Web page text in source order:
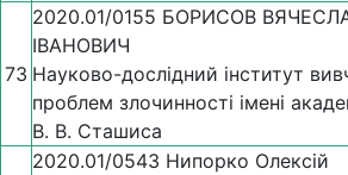
73
2020.01/0155 БОРИСОВ
ІВАНОВИЧ
Науково-дослідний інститут
проблем злочинності імені
В. В. Сташиса
2020.01/0543 Нипорко Олексій